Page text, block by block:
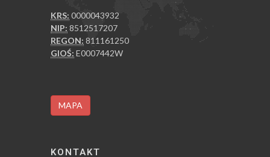
KRS: 0000043932
NIP: 8512517207
REGON: 811161250
GIOŚ: E0007442W
MAPA
KONTAKT